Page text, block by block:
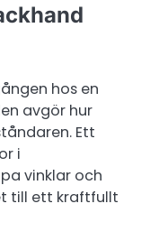
hos en
avgör hur
Ett
i
vinklar och
till ett kraftfullt